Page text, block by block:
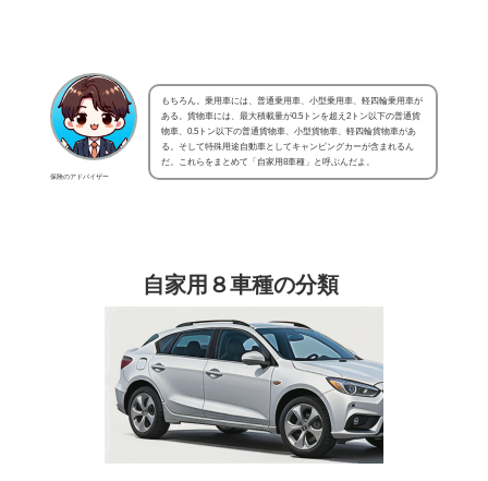
保険のアドバイザー
もちろん。乗用車には、普通乗用車、小型乗用車、軽四輪乗用車が
ある。貨物車には、最大積載量が0.5トンを超え2トン以下の普通貨
物車、0.5トン以下の普通貨物車、小型貨物車、軽四輪貨物車があ
る。そして特殊用途自動車としてキャンピングカーが含まれるん
だ。これらをまとめて「自家用8車種」と呼ぶんだよ。
自家用８車種の分類